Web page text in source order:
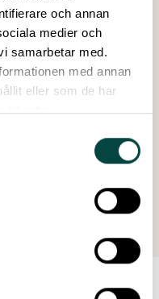
och annan
medier och
samarbetar med.
med annan
eller som de har
tjänster.